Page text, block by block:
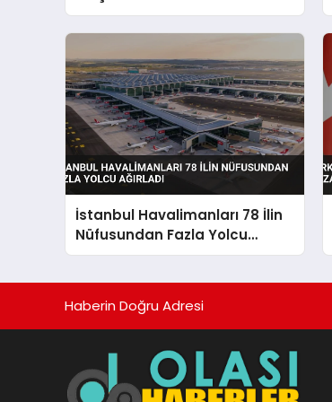
Geldi
İstanbul Havalimanları 78 İlin
Nüfusundan Fazla Yolcu
Ağırladı
Haberin Doğru Adresi